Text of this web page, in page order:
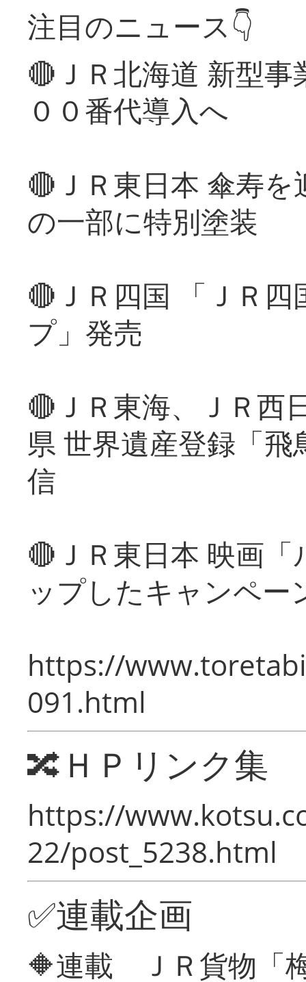
注目のニュース👇
🔴ＪＲ北海道 新型
００番代導入へ
🔴ＪＲ東日本 傘寿
の一部に特別塗装
🔴ＪＲ四国 「ＪＲ
プ」発売
🔴ＪＲ東海、ＪＲ西
県 世界遺産登録「
信
🔴ＪＲ東日本 映画
ップしたキャンペー
https://
091.html
🔀ＨＰリンク集
https://
22/post_5238.html
✅連載企画
🔶連載 ＪＲ貨物「